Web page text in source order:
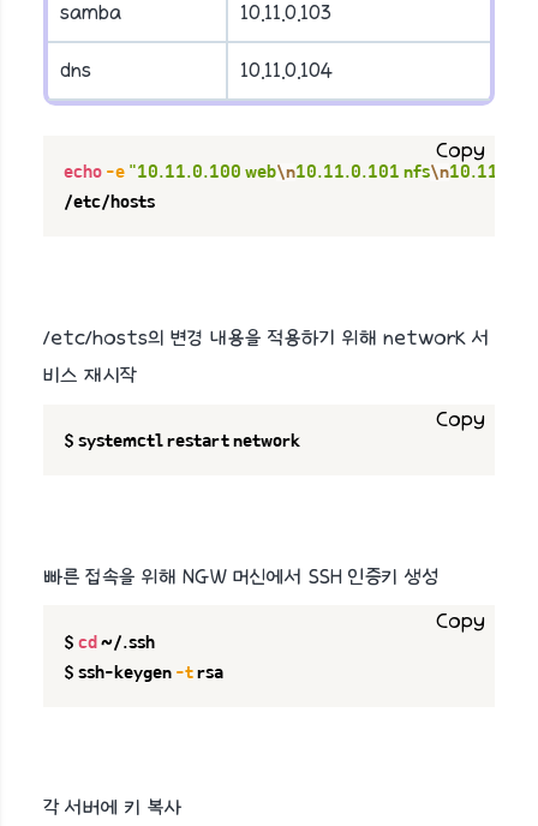
samba 10.11.0.103
dns 10.11.0.104
echo -e "10.11.0.100 web\n10.11.0.101 nfs\n
/etc/hosts
Copy
/etc/hosts의 변경 내용을 적용하기 위해 network 서
비스 재시작
$ systemctl restart network
Copy
빠른 접속을 위해 NGW 머신에서 SSH 인증키 생성
$ cd ~/.ssh
$ ssh-keygen -t rsa
Copy
각 서버에 키 복사